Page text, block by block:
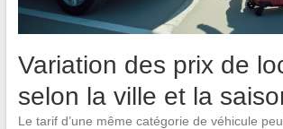
Variation des prix de
selon la ville et la
Le tarif d’une même catégorie de véhicule